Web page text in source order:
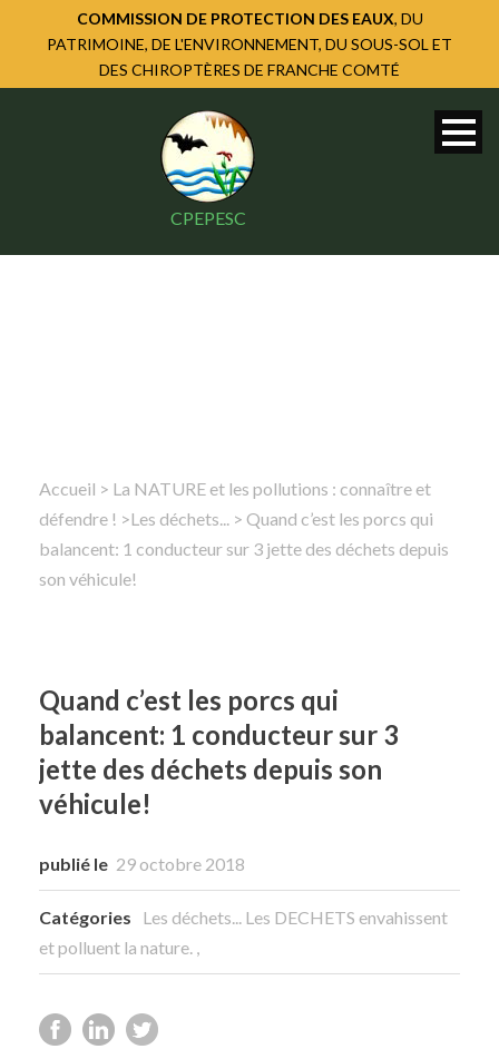
COMMISSION DE PROTECTION DES EAUX, DU
PATRIMOINE, DE L'ENVIRONNEMENT, DU SOUS-SOL ET
DES CHIROPTÈRES DE FRANCHE COMTÉ
CPEPESC
Rechercher
Accueil > La NATURE et les pollutions : connaître et
défendre ! >Les déchets... > Quand c’est les porcs qui
balancent: 1 conducteur sur 3 jette des déchets depuis
son véhicule!
Quand c’est les porcs qui
balancent: 1 conducteur sur 3
jette des déchets depuis son
véhicule!
publié le 29 octobre 2018
Catégories Les déchets... Les DECHETS envahissent
et polluent la nature. ,